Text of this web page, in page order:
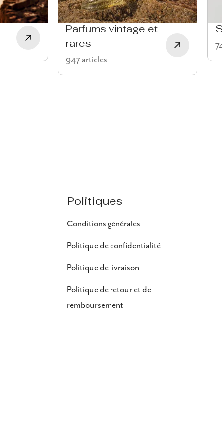
Parfums vintage et
rares
947 articles
Politiques
Conditions générales
Politique de confidentialité
Politique de livraison
Politique de retour et de
remboursement